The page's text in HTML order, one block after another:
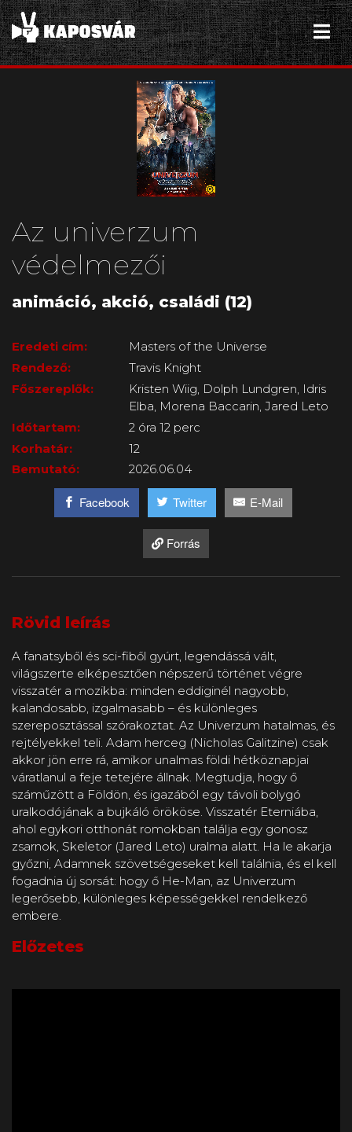
Az univerzum
védelmezői
animáció, akció, családi (12)
Eredeti cím:
Masters of the Universe
Rendező:
Travis Knight
Főszereplők:
Kristen Wiig, Dolph Lundgren, Idris
Elba, Morena Baccarin, Jared Leto
Időtartam:
2 óra 12 perc
Korhatár:
12
Bemutató:
2026.06.04
Facebook Twitter E-Mail
Forrás
Rövid leírás
A fanatsyből és sci-fiből gyúrt, legendássá vált,
világszerte elképesztően népszerű történet végre
visszatér a mozikba: minden eddiginél nagyobb,
kalandosabb, izgalmasabb – és különleges
szereposztással szórakoztat. Az Univerzum hatalmas, és
rejtélyekkel teli. Adam herceg (Nicholas Galitzine) csak
akkor jön erre rá, amikor unalmas földi hétköznapjai
váratlanul a feje tetejére állnak. Megtudja, hogy ő
száműzött a Földön, és igazából egy távoli bolygó
uralkodójának a bujkáló örököse. Visszatér Eterniába,
ahol egykori otthonát romokban találja egy gonosz
zsarnok, Skeletor (Jared Leto) uralma alatt. Ha le akarja
győzni, Adamnek szövetségeseket kell találnia, és el kell
fogadnia új sorsát: hogy ő He-Man, az Univerzum
legerősebb, különleges képességekkel rendelkező
embere.
Előzetes